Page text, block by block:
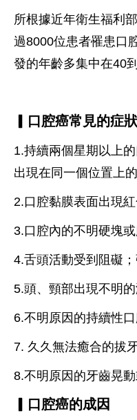
所根據近年衛生福利
過8000位患者罹患口
發的年齡多集中在40
▎口腔癌常見的症狀
1.持續兩個星期以上
出現在同一個位置上
2.口腔黏膜表面出現紅
3.口腔內的不明硬塊或
4.舌頭活動受到阻礙
5.頭、頸部出現不明的
6.不明原因的持續性口
7. 久久無法癒合的拔牙
8.不明原因的牙齒晃動
▎口腔癌的成因